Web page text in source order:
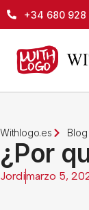
+34 680 928
Withlogo.es Blog
¿Por
Jordimarzo 5,